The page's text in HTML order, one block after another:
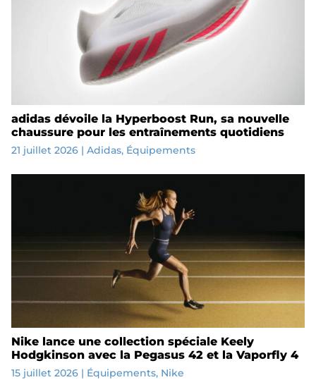
adidas dévoile la Hyperboost Run, sa nouvelle
chaussure pour les entraînements quotidiens
21 juillet 2026| Adidas, Équipements
Nike lance une collection spéciale Keely
Hodgkinson avec la Pegasus 42 et la Vaporfly 4
15 juillet 2026| Équipements, Nike